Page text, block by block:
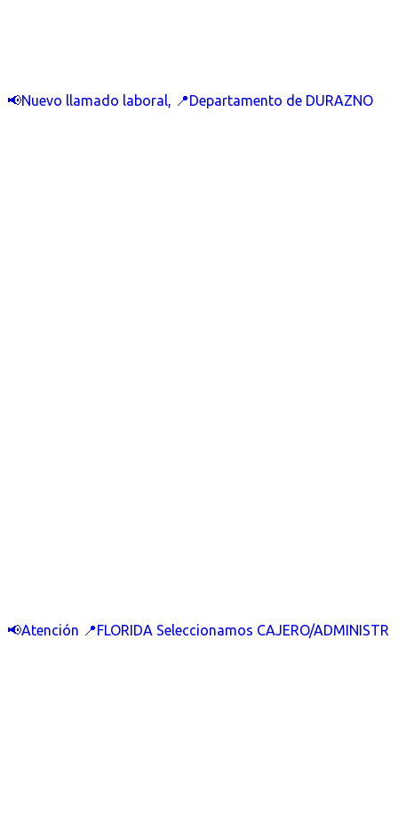
📢Nuevo llamado laboral, 📍Departamento de DURAZNO
📢Atención 📍FLORIDA Seleccionamos CAJERO/ADMINISTR